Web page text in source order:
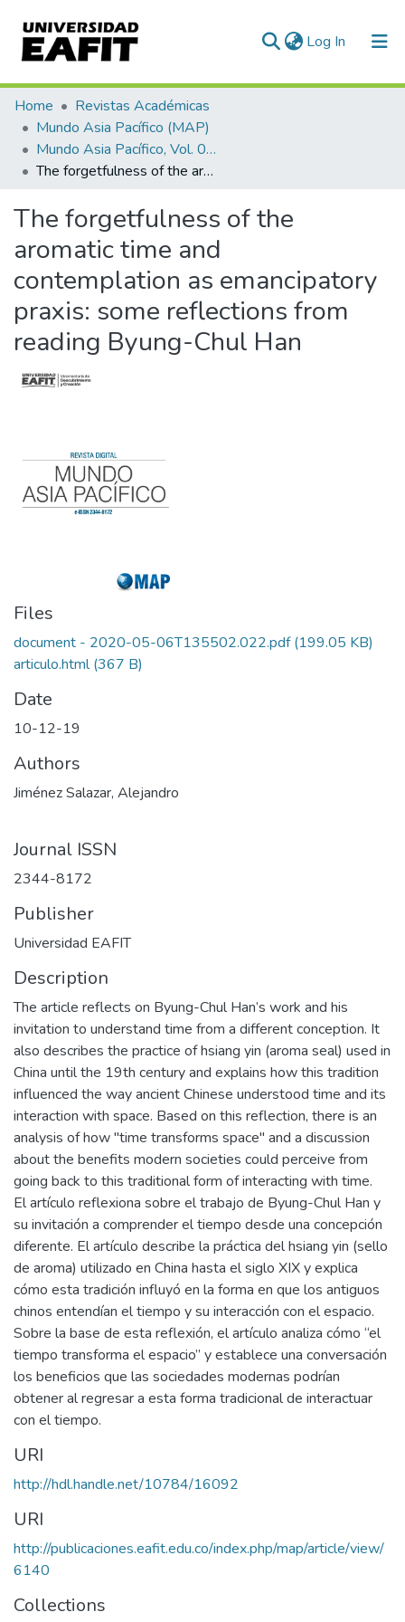
Log In (current)
Communities & Collections
All of DSpace
Statistics
Home
Revistas Académicas
Mundo Asia Pacífico (MAP)
Mundo Asia Pacífico, Vol. 08, Núm. 15 (2019)
The forgetfulness of the aromatic time and contemplation as emancipatory praxis: some reflections from reading Byung-Chul Han
The forgetfulness of the
aromatic time and
contemplation as emancipatory
praxis: some reflections from
reading Byung-Chul Han
Files
document - 2020-05-06T135502.022.pdf(199.05 KB)
articulo.html(367 B)
Date
10-12-19
Authors
Jiménez Salazar, Alejandro
Journal ISSN
2344-8172
Publisher
Universidad EAFIT
Description
The article reflects on Byung-Chul Han’s work and his
invitation to understand time from a different conception. It
also describes the practice of hsiang yin (aroma seal) used in
China until the 19th century and explains how this tradition
influenced the way ancient Chinese understood time and its
interaction with space. Based on this reflection, there is an
analysis of how "time transforms space" and a discussion
about the benefits modern societies could perceive from
going back to this traditional form of interacting with time.
El artículo reflexiona sobre el trabajo de Byung-Chul Han y
su invitación a comprender el tiempo desde una concepción
diferente. El artículo describe la práctica del hsiang yin (sello
de aroma) utilizado en China hasta el siglo XIX y explica
cómo esta tradición influyó en la forma en que los antiguos
chinos entendían el tiempo y su interacción con el espacio.
Sobre la base de esta reflexión, el artículo analiza cómo “el
tiempo transforma el espacio” y establece una conversación
los beneficios que las sociedades modernas podrían
obtener al regresar a esta forma tradicional de interactuar
con el tiempo.
URI
http://hdl.handle.net/10784/16092
URI
http://publicaciones.eafit.edu.co/index.php/map/article/view/
6140
Collections